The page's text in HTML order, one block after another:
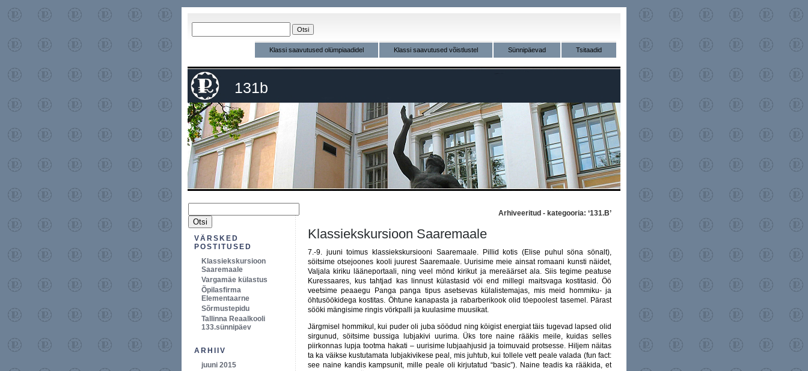
Klassi saavutused olümpiaadidel Klassi saavutused võistlustel Sünnipäevad Tsitaadid
131b
Arhiveeritud - kategooria: ‘131.B’
Klassiekskursioon Saaremaale
7.-9. juuni toimus klassiekskursiooni Saaremaale. Pillid kotis (Elise puhul söna sönalt),
söitsime otsejoones kooli juurest Saaremaale. Uurisime meie ainsat romaani kunsti näidet,
Valjala kiriku lääneportaali, ning veel mönd kirikut ja mereäärset ala. Siis tegime peatuse
Kuressaares, kus tahtjad kas linnust külastasid vöi end millegi maitsvaga kostitasid. Öö
veetsime peaaegu Panga panga tipus asetsevas külalistemajas, mis meid hommiku- ja
öhtusöökidega kostitas. Öhtune kanapasta ja rabarberikook olid töepoolest tasemel. Pärast
sööki mängisime ringis vörkpalli ja kuulasime muusikat.
Järgmisel hommikul, kui puder oli juba söödud ning köigist energiat täis tugevad lapsed olid
sirgunud, söitsime bussiga lubjakivi uurima. Üks tore naine rääkis meile, kuidas selles
piirkonnas lupja tootma hakati – uurisime lubjaahjusid ja toimuvaid protsesse. Hiljem näitas
ta ka väikse kustutamata lubjakivikese peal, mis juhtub, kui tollele vett peale valada (fun fact:
see naine kandis kampsunit, mille peale oli kirjutatud “basic”). Naine teadis ka rääkida, et
VÄRSKED
POSTITUSED
Klassiekskursioon
Saaremaale
Vargamäe külastus
Õpilasfirma
Elementaarne
Sõrmustepidu
Tallinna Reaalkooli
133.sünnipäev
ARHIIV
juuni 2015